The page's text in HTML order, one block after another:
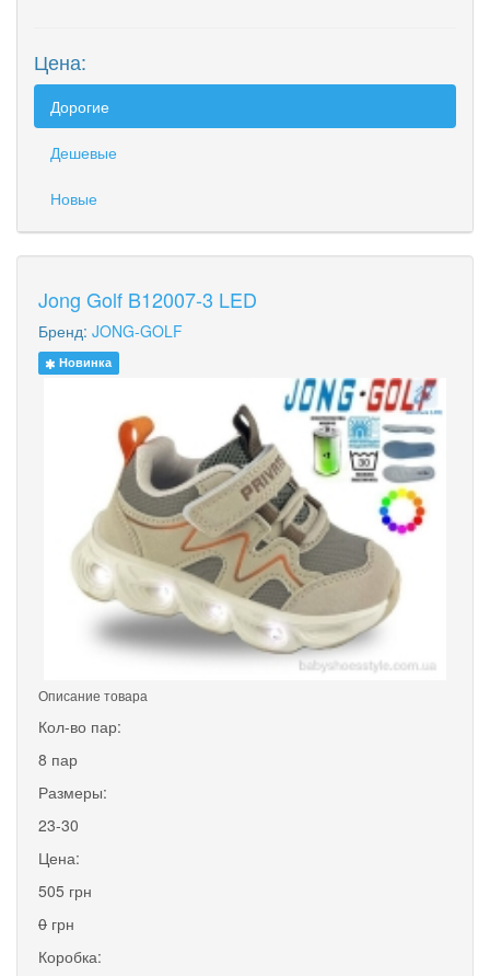
Цена:
Дорогие
Дешевые
Новые
Jong Golf B12007-3 LED
Бренд: JONG-GOLF
Новинка
Описание товара
Кол-во пар:
8 пар
Размеры:
23-30
Цена:
505 грн
0 грн
Коробка: